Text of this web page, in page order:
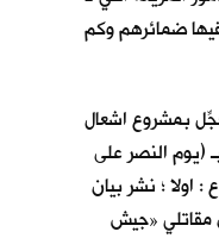
ضمائرهم وكم
بمشروع اشعال
(يوم النصر على
اولا ؛ نشر بيان
مقاتلي «جيش